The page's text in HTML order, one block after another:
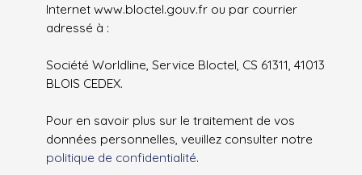
Internet www.bloctel.gouv.fr ou par courrier
adressé à :
Société Worldline, Service Bloctel, CS 61311, 41013
BLOIS CEDEX.
Pour en savoir plus sur le traitement de vos
données personnelles, veuillez consulter notre
politique de confidentialité.